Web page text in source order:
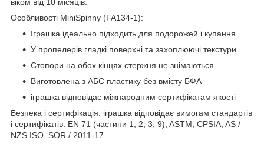
Особливості MiniSpinny (FA134-1):
Іграшка ідеально підходить для подорожей і купання
У пропелерів гладкі поверхні та захоплюючі текстури
Стопори на обох кінцях стержня не знімаються
Виготовлена з АБС пластику без вмісту БФА
іграшка відповідає міжнародним сертифікатам якості
Безпека і сертифікація: іграшка відповідає вимогам стандартів
і сертифікатів: EN 71 (частини 1, 2, 3, 9), ASTM, CPSIA, AS /
NZS ISO, SOR / 2011-17.